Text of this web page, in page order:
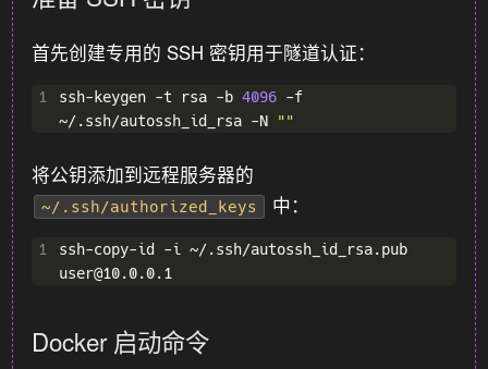
首先创建专用的 SSH 密钥用于隧道认证：
1 ssh-keygen -t rsa -b 4096 -f
~/.ssh/autossh_id_rsa -N
""
将公钥添加到远程服务器的
~/.ssh/authorized_keys 中：
1
ssh-copy-id -i ~/.ssh/autossh_id_rsa.pub
Docker 启动命令